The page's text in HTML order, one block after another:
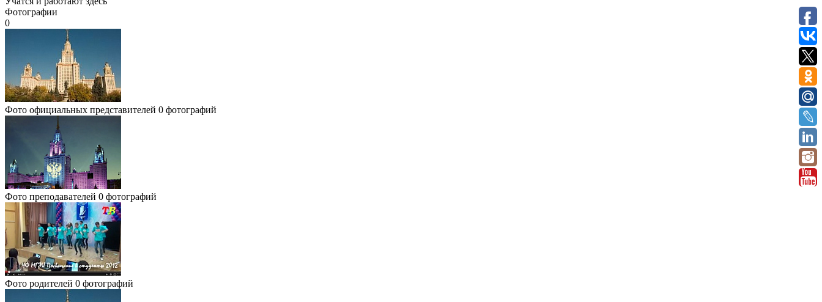
Фотографии
0
Фото официальных представителей 0 фотографий
Фото преподавателей 0 фотографий
Фото родителей 0 фотографий